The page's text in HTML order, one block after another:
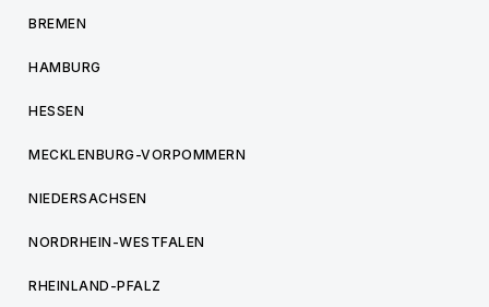
BREMEN
HAMBURG
HESSEN
MECKLENBURG-VORPOMMERN
NIEDERSACHSEN
NORDRHEIN-WESTFALEN
RHEINLAND-PFALZ